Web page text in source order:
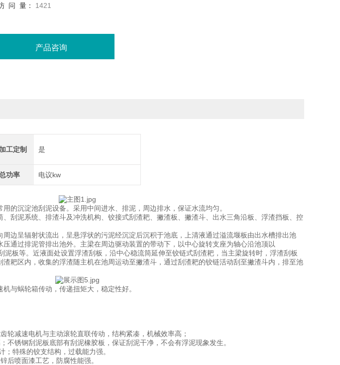
问 量： 1421
产品咨询
加工定制 是
总功率 电议kw
的沉淀池刮泥设备。采用中间进水、排泥，周边排水，保证水流均匀。
刮泥系统、排渣斗及冲洗机构、铰接式刮渣耙、撇渣板、撇渣斗、出水三角沿板、浮渣挡板、控
边呈辐射状流出，呈悬浮状的污泥经沉淀后沉积于池底，上清液通过溢流堰板由出水槽排出池
通过排泥管排出池外。主梁在周边驱动装置的带动下，以中心旋转支座为轴心沿池顶以
板等。近液面处设置浮渣刮板，沿中心稳流筒延伸至铰链式刮渣耙，当主梁旋转时，浮渣刮板
耙区内，收集的浮渣随主机在池周运动至撇渣斗，通过刮渣耙的铰链活动刮至撇渣斗内，排至池
与蜗轮箱传动，传递扭矩大，稳定性好。
轮减速电机与主动滚轮直联传动，结构紧凑，机械效率高；
不锈钢刮泥板底部有刮泥橡胶板，保证刮泥干净，不会有浮泥现象发生。
；特殊的铰支结构，过载能力强。
后喷面漆工艺，防腐性能强。